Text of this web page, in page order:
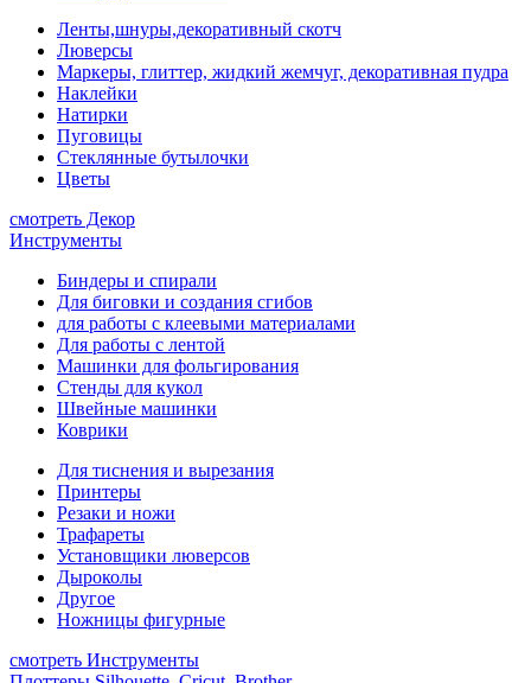
Ленты,шнуры,декоративный скотч
Люверсы
Маркеры, глиттер, жидкий жемчуг, декоративная пудра
Наклейки
Натирки
Пуговицы
Стеклянные бутылочки
Цветы
смотреть Декор
Инструменты
Биндеры и спирали
Для биговки и создания сгибов
для работы с клеевыми материалами
Для работы с лентой
Машинки для фольгирования
Стенды для кукол
Швейные машинки
Коврики
Для тиснения и вырезания
Принтеры
Резаки и ножи
Трафареты
Установщики люверсов
Дыроколы
Другое
Ножницы фигурные
смотреть Инструменты